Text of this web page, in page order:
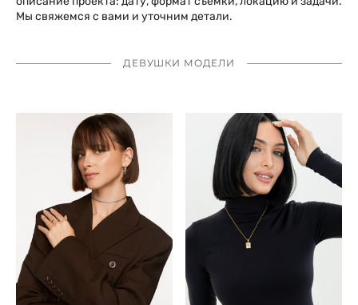
Мы свяжемся с вами и уточним детали.
ДЕВУШКИ МОДЕЛИ